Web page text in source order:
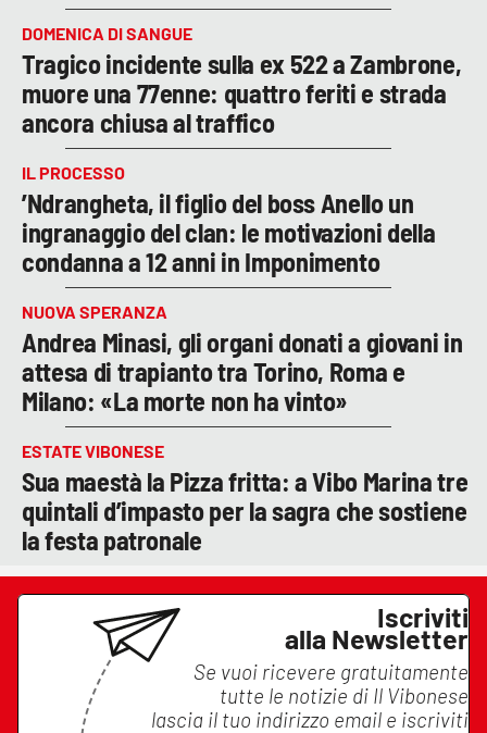
DOMENICA DI SANGUE
Tragico incidente sulla ex 522 a Zambrone,
muore una 77enne: quattro feriti e strada
ancora chiusa al traffico
IL PROCESSO
’Ndrangheta, il figlio del boss Anello un
ingranaggio del clan: le motivazioni della
condanna a 12 anni in Imponimento
NUOVA SPERANZA
Andrea Minasi, gli organi donati a giovani in
attesa di trapianto tra Torino, Roma e
Milano: «La morte non ha vinto»
ESTATE VIBONESE
Sua maestà la Pizza fritta: a Vibo Marina tre
quintali d’impasto per la sagra che sostiene
la festa patronale
Iscriviti
alla Newsletter
Se vuoi ricevere gratuitamente
tutte le notizie di Il Vibonese
lascia il tuo indirizzo email e iscriviti